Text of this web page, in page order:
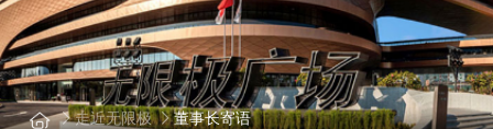
走近无限极 董事长寄语